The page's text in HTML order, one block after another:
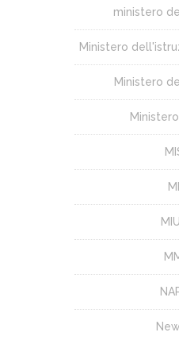
ministero
Ministero
Ministero